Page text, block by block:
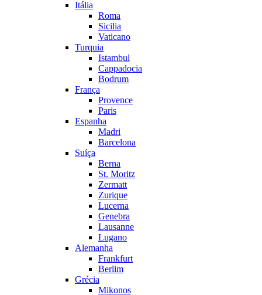
Itália
Roma
Sicilia
Vaticano
Turquia
Istambul
Cappadocia
Bodrum
França
Provence
Paris
Espanha
Madri
Barcelona
Suíça
Berna
St. Moritz
Zermatt
Zurique
Lucerna
Genebra
Lausanne
Lugano
Alemanha
Frankfurt
Berlim
Grécia
Mikonos